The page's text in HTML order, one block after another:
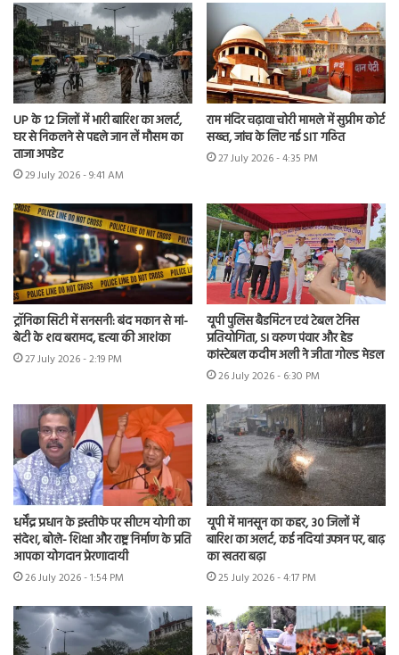
UP के 12 जिलों में भारी बारिश का अलर्ट,
घर से निकलने से पहले जान लें मौसम का
ताजा अपडेट
29 July 2026 - 9:41 AM
राम मंदिर चढ़ावा चोरी मामले में सुप्रीम कोर्ट
सख्त, जांच के लिए नई SIT गठित
27 July 2026 - 4:35 PM
ट्रॉनिका सिटी में सनसनी: बंद मकान से मां-
बेटी के शव बरामद, हत्या की आशंका
27 July 2026 - 2:19 PM
यूपी पुलिस बैडमिंटन एवं टेबल टेनिस
प्रतियोगिता, SI वरुण पंवार और हेड
कांस्टेबल कदीम अली ने जीता गोल्ड मेडल
26 July 2026 - 6:30 PM
धर्मेंद्र प्रधान के इस्तीफे पर सीएम योगी का
संदेश, बोले- शिक्षा और राष्ट्र निर्माण के प्रति
आपका योगदान प्रेरणादायी
26 July 2026 - 1:54 PM
यूपी में मानसून का कहर, 30 जिलों में
बारिश का अलर्ट, कई नदियां उफान पर, बाढ़
का खतरा बढ़ा
25 July 2026 - 4:17 PM